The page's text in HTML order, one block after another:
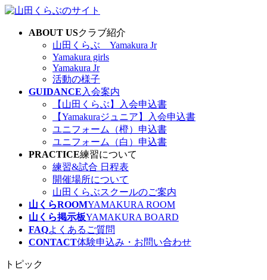
コ
ナ
ABOUT USクラブ紹介
山田くらぶ Yamakura Jr
Yamakura girls
Yamakura Jr
活動の様子
GUIDANCE 入会案内
【山田くらぶ】入会申込書
【Yamakuraジュニア】入会申込書
ユニフォーム（橙）申込書
ユニフォーム（白）申込書
PRACTICE練習について
練習&試合 日程表
開催場所について
山田くらぶスクールのご案内
山くらROOMYAMAKURA ROOM
山くら掲示板YAMAKURA BOARD
FAQよくあるご質問
CONTACT体験申込み・お問い合わせ
トピック